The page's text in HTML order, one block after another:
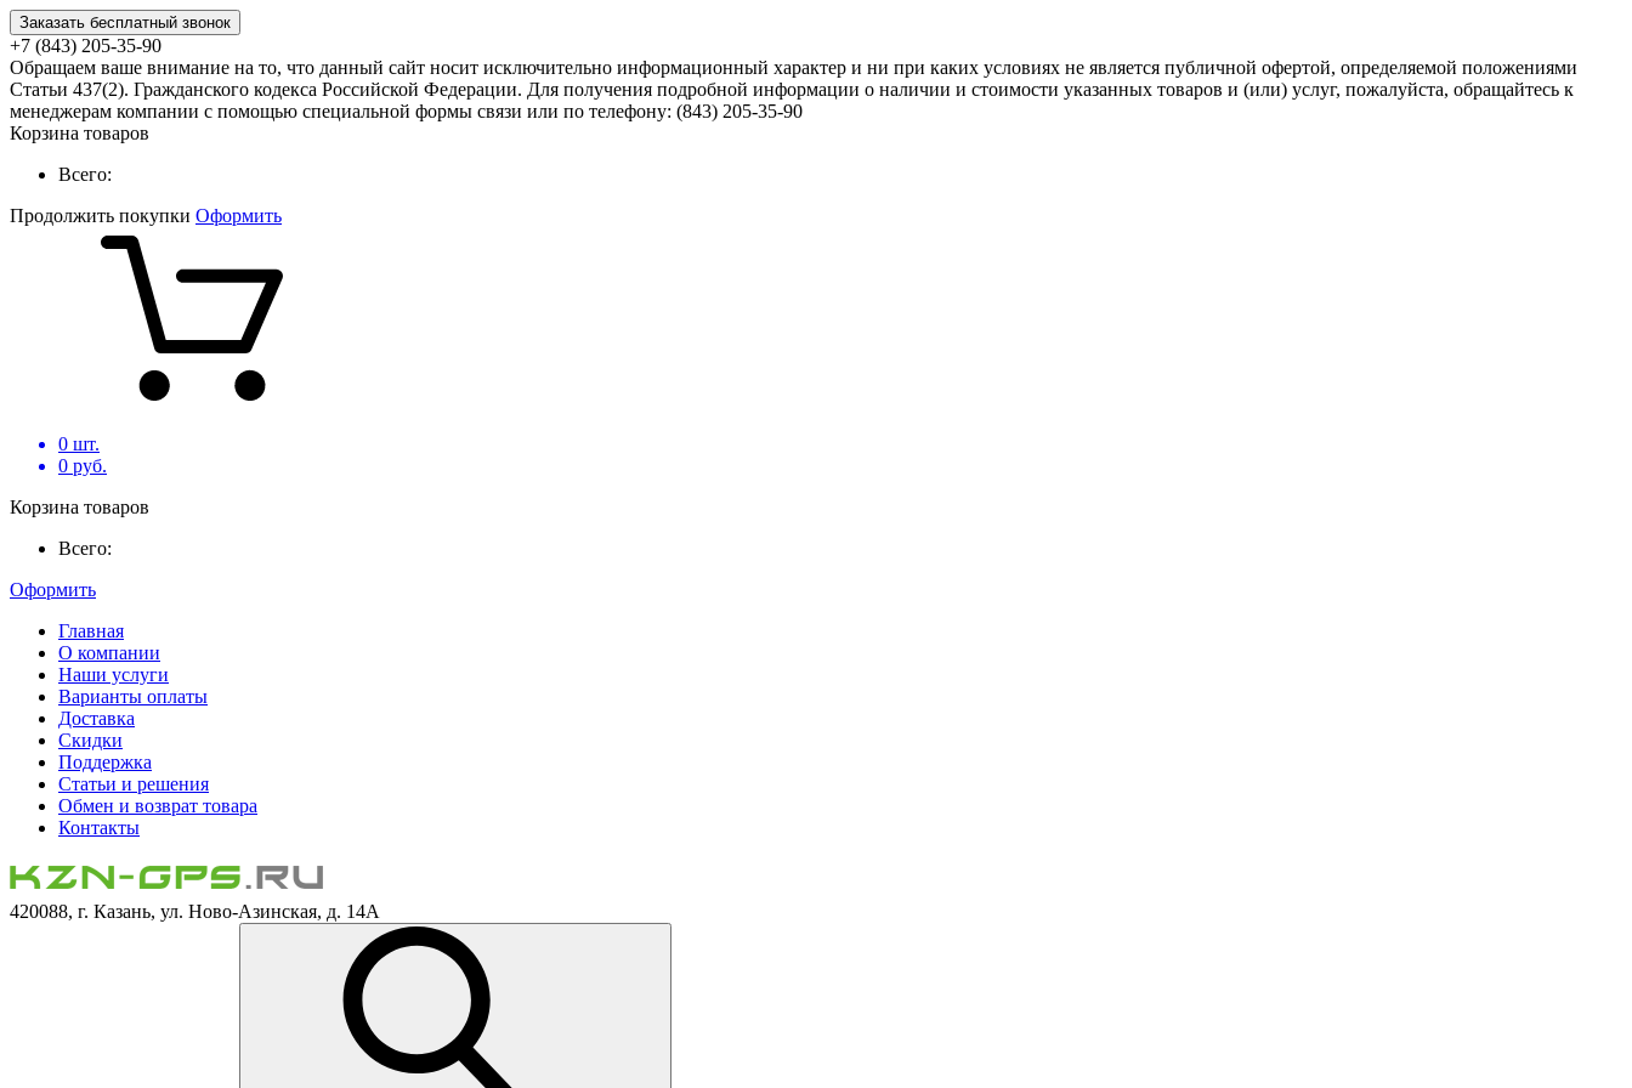
Заказать бесплатный звонок
+7 (843) 205-35-90
Обращаем ваше внимание на то, что данный сайт носит исключительно информационный характер и ни при каких условиях не является публичной офертой, определяемой положениями
Статьи 437(2). Гражданского кодекса Российской Федерации. Для получения подробной информации о наличии и стоимости указанных товаров и (или) услуг, пожалуйста, обращайтесь к
менеджерам компании с помощью специальной формы связи или по телефону: (843) 205-35-90
Корзина товаров
Всего:
Продолжить покупки Оформить
0 шт.
0 руб.
Корзина товаров
Всего:
Оформить
Главная
О компании
Наши услуги
Варианты оплаты
Доставка
Скидки
Поддержка
Статьи и решения
Обмен и возврат товара
Контакты
420088, г. Казань, ул. Ново-Азинская, д. 14А